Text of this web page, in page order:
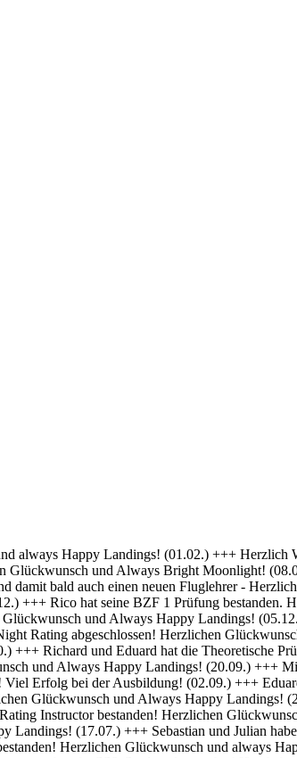
Moonlight! (29.02.) +++ Stefan hat seine praktische PPL-Prüfung bestanden! Gratulation und weiterhin Happy Landings! (16.02.) +++ Max hat seine Nachtflugqualifikation erhalten. Herzlichen Glückwünsch und Always happy landings! (28.01.) +++ >>> Bristell D-ENYY eingetroffen <<< Herzlich Willkommen bei der FFG, Eduard! Viel Spaß und Erfolg bei deiner Ausbildung! (15.01.) +++ Die FFG hat zwei neue Mitglieder und Flugschüler. Herzlich willkommen an Viveik und Tim und viel Spaß bei der Ausbildung (01.12.) +++ Clemens hat die Theoretische Prüfung bestanden! Herzlichen Glückwunsch und weiterhin viel Erfolg bei Deiner Ausbildung (16.11.) +++ André hat seinen ersten Alleinflug absolviert! Herzlichen Glückwunsch und weiterhin viel Erfolg bei Deiner Ausbildung (15.09.) +++ Daniel hat seine PPL-Prüfung bestanden! Herzlichen Glückwunsch und weiterhin Happy Landings! (11.09.) +++ Clemens ist seine ersten Solo Platzrunden geflogen. Herzlichen Glückwunsch und weiterhin viel Erfolg bei Deiner Ausbildung (09.09.) +++ Stefan hat seine Instrumentenflugberechtigung erworben! Herzlichen Glückwunsch und Always Happy Landings! (06.09.) +++ Wir gratulieren Marc zum ersten Soloflug! Herzlichen Glückwunsch und weiterhin viel Erfolg bei Deiner Ausbildung (24.08.) +++ Vincent hat seine theoretische Prüfung bestanden! Herzlichen Glückwunsch und weiterhin viel Erfolg bei Deiner Ausbildung (10.08.) +++ Stefan hat seine Theorieprüfung bestanden! Herzlichen Glückwunsch und weiterhin viel Erfolg bei Deiner Ausbildung (27.07.) +++ Julian hat die IR-Prüfung bestanden! Herzlichen Glückwunsch und Always Happy Landings. (25.07.) +++ Oliver hat die Praktische Prüfung bestanden! Herzlichen Glückwunsch und Always Happy Landings. (12.06.) +++ Und eine PPL mehr.... Glückwunsch Luis zur Lizenz. (27.04.) +++ Michel und Clemens haben heute die Theoretische Prüfung bestanden! Glückwunsch euch beiden und viel Erfolg bei der Praxis. (06.04.) +++ Daniel hat seine LAPL-Prüfung bestanden! Herzlichen Glückwunsch und Always Happy Landings. (29.03.) +++ Glückwunsch zum ersten Solo, Stefan! Ein denkwürdiger Tag im Leben eines jeden Piloten. (17.03.) +++ Die FFG hat ein neues Mitglied und erfahrenen Piloten bekommen! Willkommen Hermann und viel Spaß in der FFG. (01.03.) +++ Daniel hat heute die Theoretische Prüfung bestanden! Gratulation und weiterhin